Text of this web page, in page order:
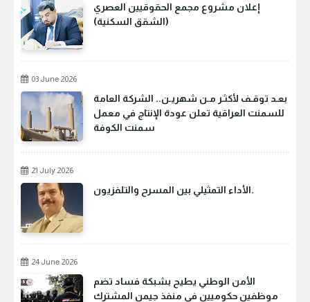
إعلان مشروع مجمع الحقوقيين العصري
(الشقق السكنية)
03 June 2026
بعـد توقـف لأكثـر مـن شهريـن.. الشركة العامة
للسمنت العراقية تعلن عودة الإنتاج في معمل
سمنت الكوفة
21 July 2026
الأداء التمثيلي بين المسرح والتلفزيون.
24 June 2026
الأمن الوطني يطيح بشبكة فساد تضم
موظفين حكوميين في منفذ جيمن المشترك